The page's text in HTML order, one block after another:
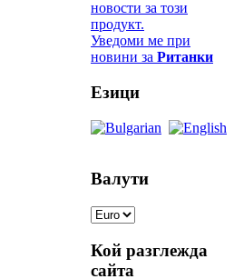
Уведоми ме при
новини за Ританки
Езици
Валути
Кой разглежда
сайта